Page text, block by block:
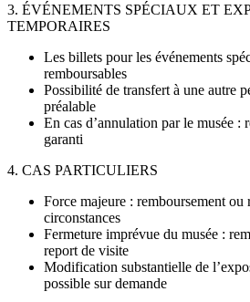
3. ÉVÉNEMENTS SPÉCIAUX ET
TEMPORAIRES
Les billets pour les événements
remboursables
Possibilité de transfert à une autre
préalable
En cas d’annulation par le musée :
garanti
4. CAS PARTICULIERS
Force majeure : remboursement ou
circonstances
Fermeture imprévue du musée :
report de visite
Modification substantielle de
possible sur demande